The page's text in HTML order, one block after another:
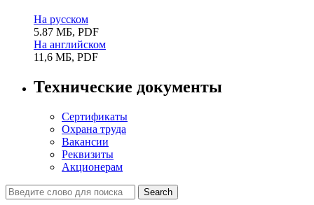
На русском
5.87 МБ, PDF
На английском
11,6 МБ, PDF
Технические документы
Сертификаты
Охрана труда
Вакансии
Реквизиты
Акционерам